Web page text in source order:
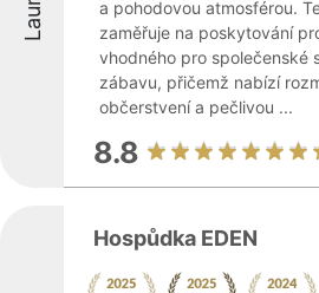
a pohodovou atmosférou.
zaměřuje na poskytování
vhodného pro společenské
zábavu, přičemž nabízí
občerstvení a pečlivou ...
8.8
Hospůdka EDEN